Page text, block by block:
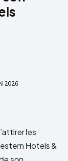
2026
les
Hotels &